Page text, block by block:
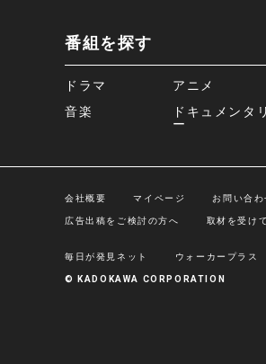
番組を探す
ドラマ アニメ
音楽
ドキュメンタリ
ー
会社概要 マイページ お問い合わ
広告出稿をご検討の方へ 取材を受け
毎日が発見ネット ウォーカープラス
© KADOKAWA CORPORATION